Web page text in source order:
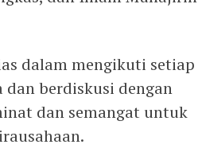
dalam mengikuti setiap
dan berdiskusi dengan
dan semangat untuk